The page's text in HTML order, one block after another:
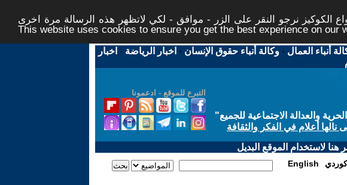
نرجو النقر على الزر - موافق - لكي لاتظهر هذه الرسالة مرة اخرى -
This website uses cookies to ensure you get the best experience on our
أنباء العمال -وكالة أنباء حقوق الإنسان - اخبار الرياضة - اخبار
التبرع للموقع - ادعمونا
والعدالة الاجتماعية للجميع"
أعلام في الفكر والثقافة
لاستخدام الموقع البديل
English كوردي